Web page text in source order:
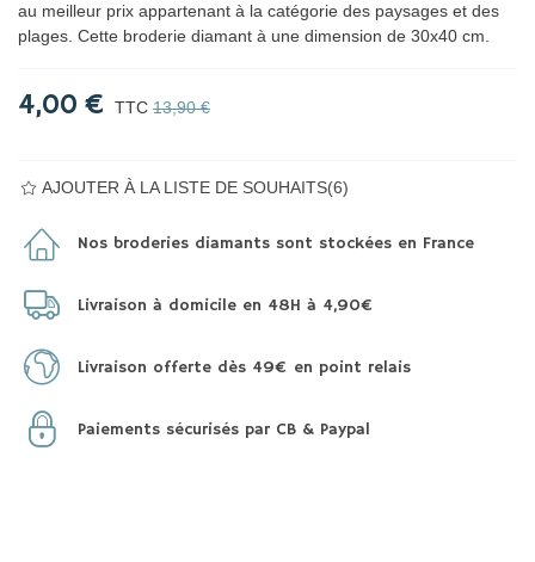
au meilleur prix appartenant à la catégorie des paysages et des
plages. Cette broderie diamant à une dimension de 30x40 cm.
4,00 € TTC 13,90 €
AJOUTER À LA LISTE DE SOUHAITS(6)
Nos broderies diamants sont stockées en France
Livraison à domicile en 48H à 4,90€
Livraison offerte dès 49€ en point relais
Paiements sécurisés par CB & Paypal